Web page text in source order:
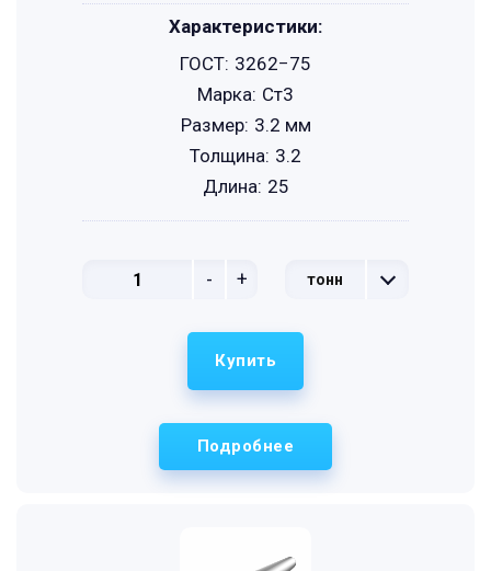
- + тонн
Характеристики:
ГОСТ: 3262−75
Марка: Ст3
Размер: 3.2 мм
Толщина: 3.2
Длина: 25
Подробнее
Купить